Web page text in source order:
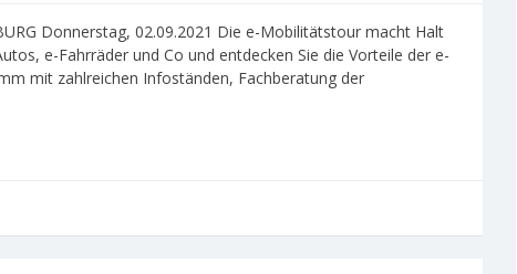
Donnerstag, 02.09.2021 Die e-Mobilitätstour macht Halt
e-Fahrräder und Co und entdecken Sie die Vorteile der e-
mit zahlreichen Infoständen, Fachberatung der